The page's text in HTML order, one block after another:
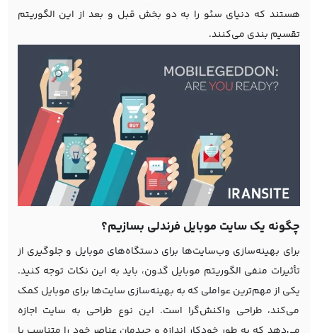
هستند که دنیای سئو را به دو بخش قبل و بعد از این الگوریتم
تقسیم بندی می‌کنند.
چگونه یک سایت موبایل فرندلی بسازیم؟
برای بهینه‌سازی وب‌سایت‌ها برای دستگاه‌های موبایل و جلوگیری از
تأثیرات منفی الگوریتم موبایل گدون، باید به این نکات توجه کنید.
یکی از مهم‌ترین عواملی که به بهینه‌سازی سایت‌ها برای موبایل کمک
می‌کند، طراحی واکنش‌گرا است. این نوع طراحی به سایت اجازه